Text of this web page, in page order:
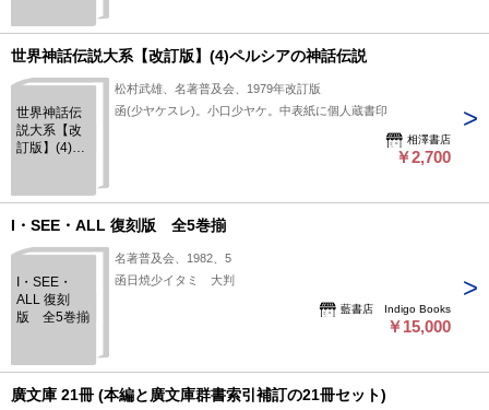
世界神話伝説大系【改訂版】(4)ペルシアの神話伝説
世界神話伝
説大系【改
訂版】(4)ペ
松村武雄、名著普及会、1979年改訂版
函(少ヤケスレ)。小口少ヤケ。中表紙に個人蔵書印
相澤書店
￥2,700
I・SEE・ALL 復刻版 全5巻揃
I・SEE・
ALL 復刻
版 全5巻揃
名著普及会、1982、5
函日焼少イタミ 大判
藍書店 Indigo Books
￥15,000
廣文庫 21冊 (本編と廣文庫群書索引補訂の21冊セット)